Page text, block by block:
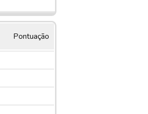
Pontuação